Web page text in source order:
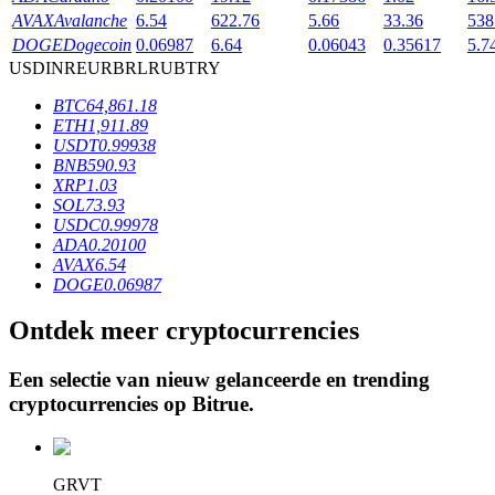
BTR-vergrendelingen
Exclusieve beleggingen voor BTR-houders
Leningen
Door crypto ondersteunde leenservice
AVAXAvalanche 6.54 622.76 5.66 33.36
DOGEDogecoin 0.06987 6.64 0.06043 0.35617
USDINREURBRLRUBTRY
BTC64,861.18
ETH1,911.89
USDT0.99938
BNB590.93
XRP1.03
SOL73.93
USDC0.99978
ADA0.20100
AVAX6.54
DOGE0.06987
Ontdek meer cryptocurrencies
Een selectie van nieuw gelanceerde en trending
cryptocurrencies op Bitrue.
GRVT